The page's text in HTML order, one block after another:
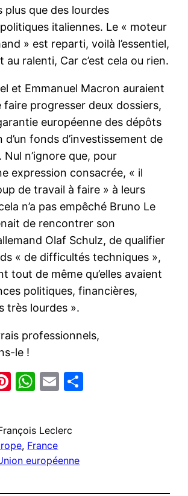
plus que des lourdes
italiennes. Le « moteur
» est reparti, voilà l’essentiel,
au ralenti, Car c’est cela ou rien.
et Emmanuel Macron auraient
progresser deux dossiers,
européenne des dépôts
fonds d’investissement de
Nul n’ignore que, pour
expression consacrée, « il
de travail à faire » à leurs
n’a pas empêché Bruno Le
de rencontrer son
Olaf Schulz, de qualifier
« de difficultés techniques »,
tout de même qu’elles avaient
politiques, financières,
très lourdes ».
professionnels,
le !
Pinterest
WhatsApp
Email
Leclerc
, France
européenne